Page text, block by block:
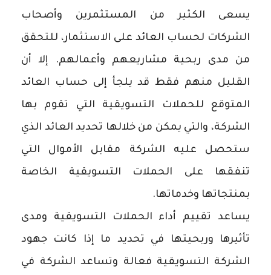
يسعى الكثير من المستثمرين وأصحاب
الشركات لحساب العائد على الاستثمار، للتحقق
من مدى ربحية مشاريعهم وأعمالهم. إلا أن
القليل منهم فقط قد يلجأ إلى حساب العائد
المتوقع للحملات التسويقية التي تقوم بها
الشركة، والتي يمكن من خلالها تحديد العائد الذي
ستحصل عليه الشركة مقابل الأموال التي
تنفقها على الحملات التسويقية الخاصة
بمنتجاتها وخدماتها.
يساعد تقييم أداء الحملات التسويقية ومدى
تأثيرها وربحيتها في تحديد ما إذا كانت جهود
الشركة التسويقية فعالة وتساعد الشركة في